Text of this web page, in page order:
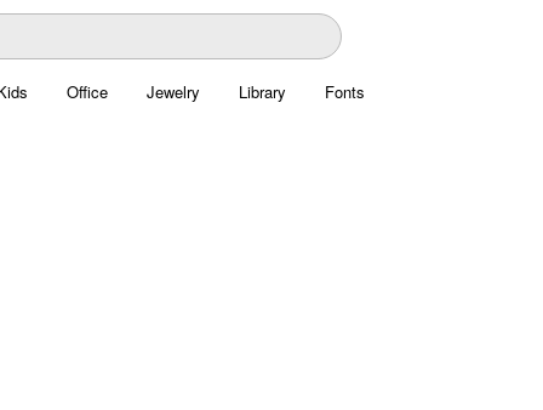
Office Jewelry Library Fonts